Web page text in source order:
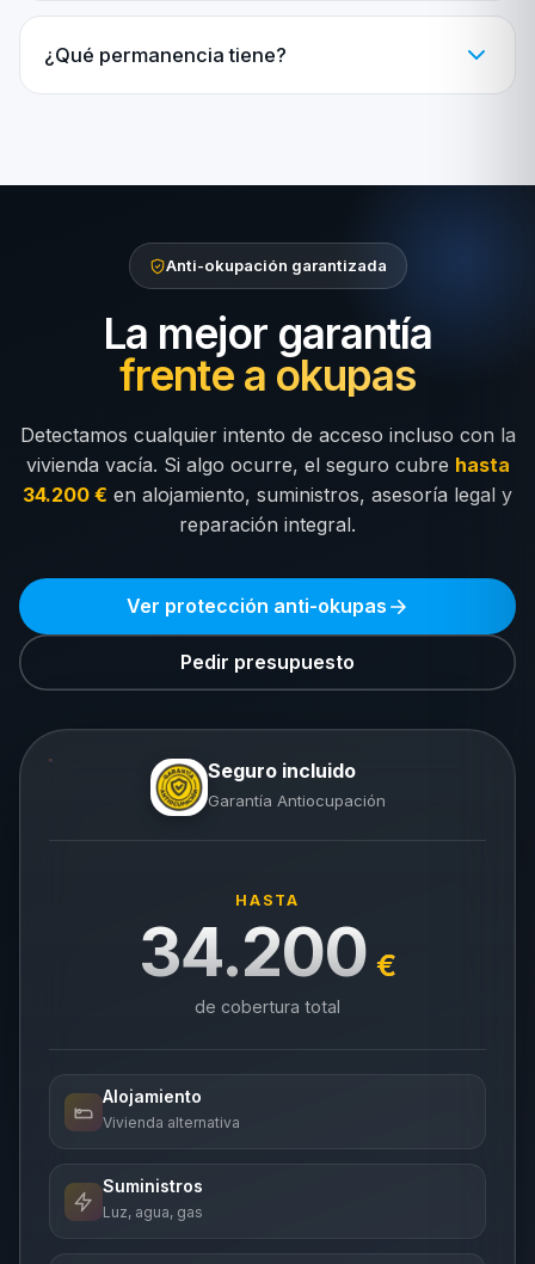
¿Qué permanencia tiene?
Anti-okupación garantizada
La mejor garantía
frente a okupas
Detectamos cualquier intento de acceso incluso con la
vivienda vacía. Si algo ocurre, el seguro cubre hasta
34.200 € en alojamiento, suministros, asesoría legal y
reparación integral.
Ver protección anti-okupas
Pedir presupuesto
Seguro incluido
Garantía Antiocupación
HASTA
34.200 €
de cobertura total
Alojamiento
Vivienda alternativa
Suministros
Luz, agua, gas